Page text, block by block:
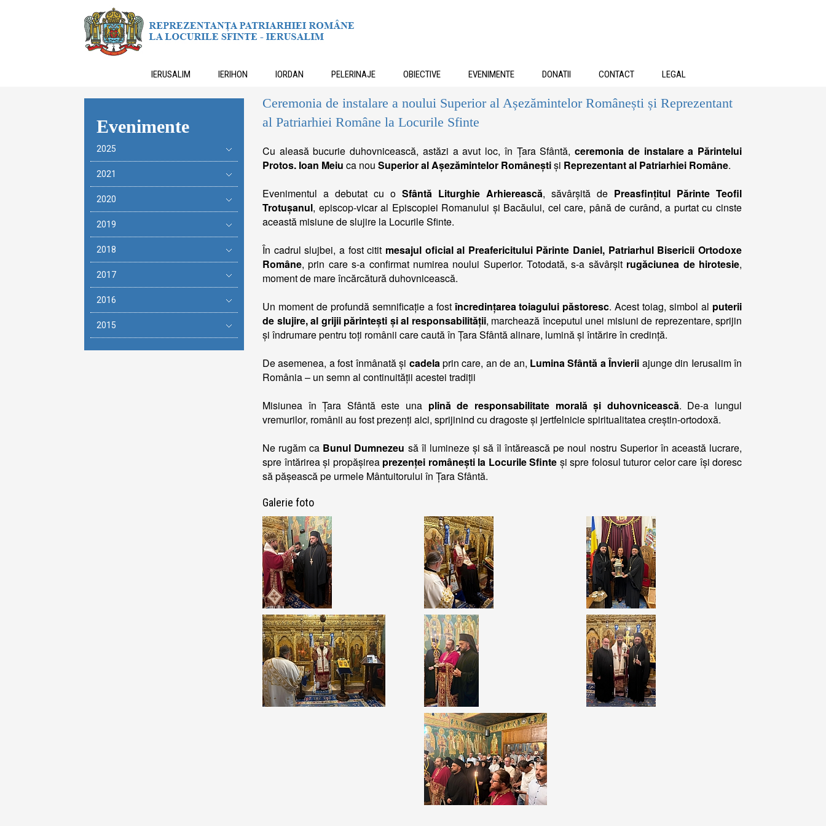
IERUSALIM IERIHON IORDAN PELERINAJE OBIECTIVE EVENIMENTE DONATII CONTACT LEGAL
Evenimente
2025
2021
2020
2019
2018
2017
2016
2015
Ceremonia de instalare a noului Superior al Așezămintelor Românești și Reprezentant
al Patriarhiei Române la Locurile Sfinte
Cu aleasă bucurie duhovnicească, astăzi a avut loc, în Țara Sfântă,ceremonia de instalare a Părintelui
Protos. Ioan Meiu ca nou Superior al Așezămintelor Româneștiși Reprezentant al Patriarhiei Române.
Evenimentul a debutat cu o Sfântă Liturghie Arhierească, săvârșită de Preasfințitul Părinte Teofil
Trotușanul, episcop-vicar al Episcopiei Romanului și Bacăului, cel care, până de curând, a purtat cu cinste
această misiune de slujire la Locurile Sfinte.
În cadrul slujbei, a fost citit mesajul oficial al Preafericitului Părinte Daniel, Patriarhul Bisericii Ortodoxe
Române, prin care s-a confirmat numirea noului Superior. Totodată, s-a săvârșit rugăciunea de hirotesie,
moment de mare încărcătură duhovnicească.
Un moment de profundă semnificație a fostîncredințarea toiagului păstoresc. Acest toiag, simbol al puterii
de slujire, al grijii părintești și al responsabilității, marchează începutul unei misiuni de reprezentare, sprijin
și îndrumare pentru toți românii care caută în Țara Sfântă alinare, lumină și întărire în credință.
De asemenea, a fost înmânată și cadelaprin care, an de an, Lumina Sfântă a Învierii ajunge din Ierusalim în
România – un semn al continuității acestei tradiții
Misiunea în Țara Sfântă este una plină de responsabilitate morală și duhovnicească. De-a lungul
vremurilor, românii au fost prezenți aici, sprijinind cu dragoste și jertfelnicie spiritualitatea creștin-ortodoxă.
Ne rugăm ca Bunul Dumnezeu să îl lumineze și să îl întărească pe noul nostru Superior în această lucrare,
spre întărirea și propășirea prezenței românești la Locurile Sfinte și spre folosul tuturor celor care își doresc
să pășească pe urmele Mântuitorului în Țara Sfântă.
Galerie foto